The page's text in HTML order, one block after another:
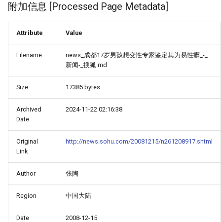
附加信息 [Processed Page Metadata]
Attribute Value
Filename
news_成都17岁男孩想变性专家鉴定其为易性癖_-_
新闻-_搜狐.md
Size 17385 bytes
Archived
Date
2024-11-22 02:16:38
Original
Link
http://news.sohu.com/20081215/n261208917.shtml
Author 张陶
Region 中国大陆
Date 2008-12-15